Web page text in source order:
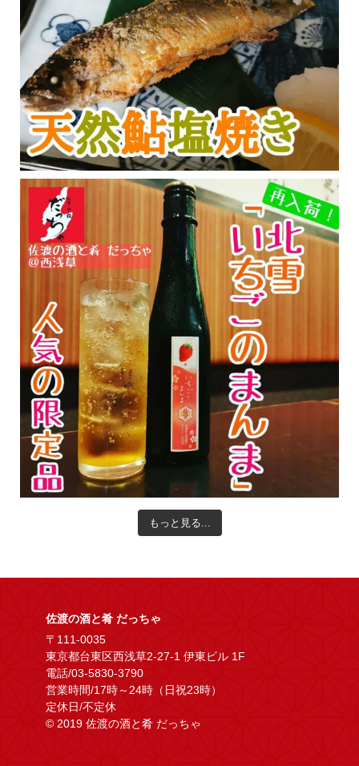
もっと見る...
佐渡の酒と肴 だっちゃ
〒111-0035
東京都台東区西浅草2-27-1 伊東ビル 1F
電話/03-5830-3790
営業時間/17時～24時（日祝23時）
定休日/不定休
© 2019 佐渡の酒と肴 だっちゃ